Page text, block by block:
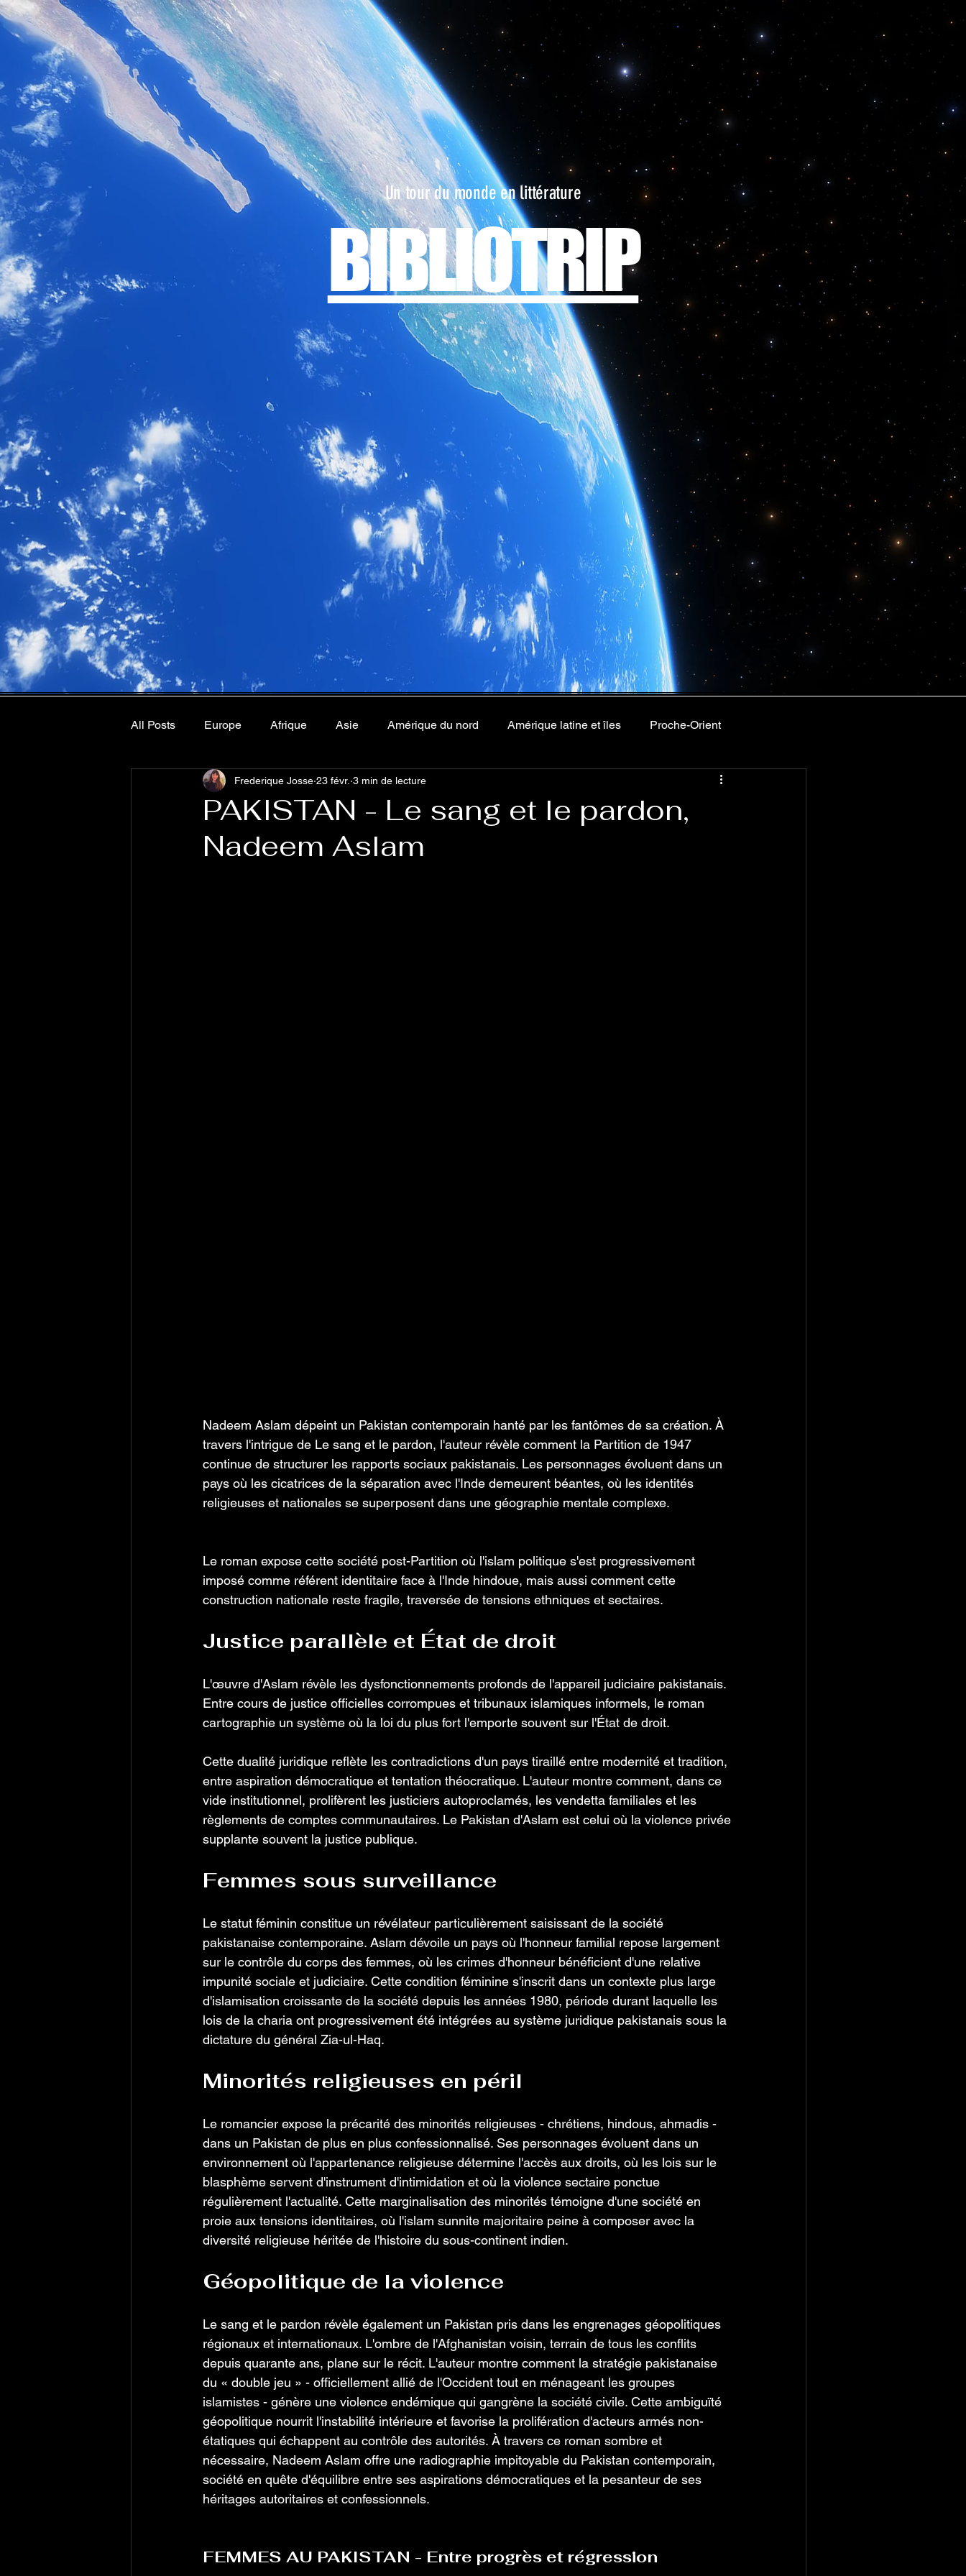
Un tour du monde en littérature
BIBLIOTRIP
All Posts Europe Afrique Asie Amérique du nord Amérique latine et îles Proche-Orient
chronique roman
PAKISTAN - Le sang et le pardon,
Nadeem Aslam
Frederique Josse 23 févr. 3 min de lecture
Nadeem Aslam dépeint un Pakistan contemporain hanté par les fantômes de sa création. À
travers l'intrigue de Le sang et le pardon, l'auteur révèle comment la Partition de 1947
continue de structurer les rapports sociaux pakistanais. Les personnages évoluent dans un
pays où les cicatrices de la séparation avec l'Inde demeurent béantes, où les identités
religieuses et nationales se superposent dans une géographie mentale complexe.
Le roman expose cette société post-Partition où l'islam politique s'est progressivement
imposé comme référent identitaire face à l'Inde hindoue, mais aussi comment cette
construction nationale reste fragile, traversée de tensions ethniques et sectaires.
Justice parallèle et État de droit
L'œuvre d'Aslam révèle les dysfonctionnements profonds de l'appareil judiciaire pakistanais.
Entre cours de justice officielles corrompues et tribunaux islamiques informels, le roman
cartographie un système où la loi du plus fort l'emporte souvent sur l'État de droit.
Cette dualité juridique reflète les contradictions d'un pays tiraillé entre modernité et tradition,
entre aspiration démocratique et tentation théocratique. L'auteur montre comment, dans ce
vide institutionnel, prolifèrent les justiciers autoproclamés, les vendetta familiales et les
règlements de comptes communautaires. Le Pakistan d'Aslam est celui où la violence privée
supplante souvent la justice publique.
Femmes sous surveillance
Le statut féminin constitue un révélateur particulièrement saisissant de la société
pakistanaise contemporaine. Aslam dévoile un pays où l'honneur familial repose largement
sur le contrôle du corps des femmes, où les crimes d'honneur bénéficient d'une relative
impunité sociale et judiciaire. Cette condition féminine s'inscrit dans un contexte plus large
d'islamisation croissante de la société depuis les années 1980, période durant laquelle les
lois de la charia ont progressivement été intégrées au système juridique pakistanais sous la
dictature du général Zia-ul-Haq.
Minorités religieuses en péril
Le romancier expose la précarité des minorités religieuses - chrétiens, hindous, ahmadis -
dans un Pakistan de plus en plus confessionnalisé. Ses personnages évoluent dans un
environnement où l'appartenance religieuse détermine l'accès aux droits, où les lois sur le
blasphème servent d'instrument d'intimidation et où la violence sectaire ponctue
régulièrement l'actualité. Cette marginalisation des minorités témoigne d'une société en
proie aux tensions identitaires, où l'islam sunnite majoritaire peine à composer avec la
diversité religieuse héritée de l'histoire du sous-continent indien.
Géopolitique de la violence
Le sang et le pardon révèle également un Pakistan pris dans les engrenages géopolitiques
régionaux et internationaux. L'ombre de l'Afghanistan voisin, terrain de tous les conflits
depuis quarante ans, plane sur le récit. L'auteur montre comment la stratégie pakistanaise
du « double jeu » - officiellement allié de l'Occident tout en ménageant les groupes
islamistes - génère une violence endémique qui gangrène la société civile. Cette ambiguïté
géopolitique nourrit l'instabilité intérieure et favorise la prolifération d'acteurs armés non-
étatiques qui échappent au contrôle des autorités. À travers ce roman sombre et
nécessaire, Nadeem Aslam offre une radiographie impitoyable du Pakistan contemporain,
société en quête d'équilibre entre ses aspirations démocratiques et la pesanteur de ses
héritages autoritaires et confessionnels.
FEMMES AU PAKISTAN - Entre progrès et régression